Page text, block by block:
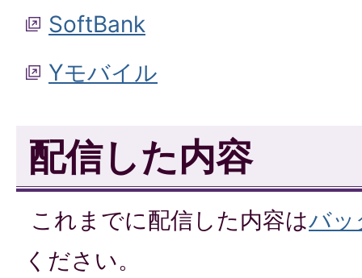
SoftBank
Yモバイル
配信した内容
これまでに配信した内容はバッ
ください。